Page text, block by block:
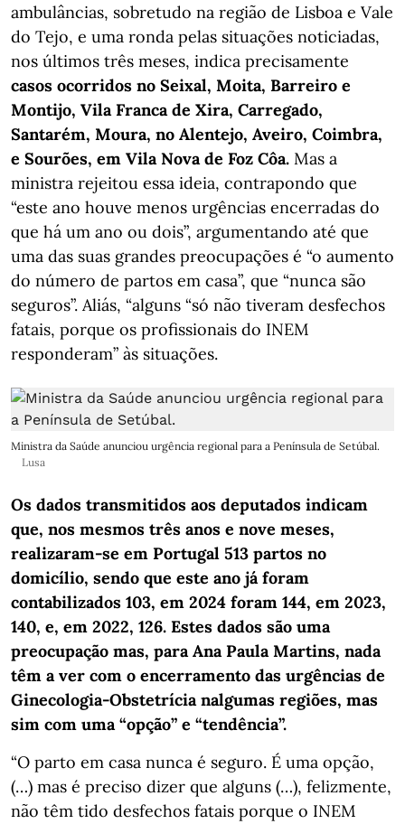
ambulâncias, sobretudo na região de Lisboa e Vale
do Tejo, e uma ronda pelas situações noticiadas,
nos últimos três meses, indica precisamente
casos ocorridos no Seixal, Moita, Barreiro e
Montijo, Vila Franca de Xira, Carregado,
Santarém, Moura, no Alentejo, Aveiro, Coimbra,
e Sourões, em Vila Nova de Foz Côa. Mas a
ministra rejeitou essa ideia, contrapondo que
“este ano houve menos urgências encerradas do
que há um ano ou dois”, argumentando até que
uma das suas grandes preocupações é “o aumento
do número de partos em casa”, que “nunca são
seguros”. Aliás, “alguns “só não tiveram desfechos
fatais, porque os profissionais do INEM
responderam” às situações.
Ministra da Saúde anunciou urgência regional para a Península de Setúbal.
Lusa
Os dados transmitidos aos deputados indicam
que, nos mesmos três anos e nove meses,
realizaram-se em Portugal 513 partos no
domicílio, sendo que este ano já foram
contabilizados 103, em 2024 foram 144, em 2023,
140, e, em 2022, 126. Estes dados são uma
preocupação mas, para Ana Paula Martins, nada
têm a ver com o encerramento das urgências de
Ginecologia-Obstetrícia nalgumas regiões, mas
sim com uma “opção” e “tendência”.
“O parto em casa nunca é seguro. É uma opção,
(…) mas é preciso dizer que alguns (…), felizmente,
não têm tido desfechos fatais porque o INEM